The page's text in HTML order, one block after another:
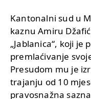
Kantonalni sud u
kaznu Amiru
„Jablanica“, koji
premlaćivanje
Presudom mu je
trajanju od 10
pravosnažna